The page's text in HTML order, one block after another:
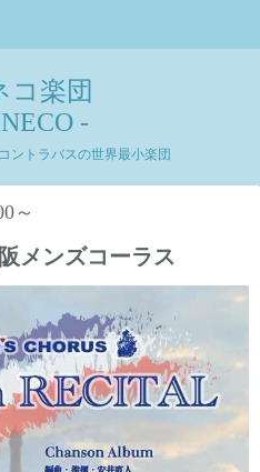
コ楽団
-
ントラバスの世界最小楽団
～
メンズコーラス